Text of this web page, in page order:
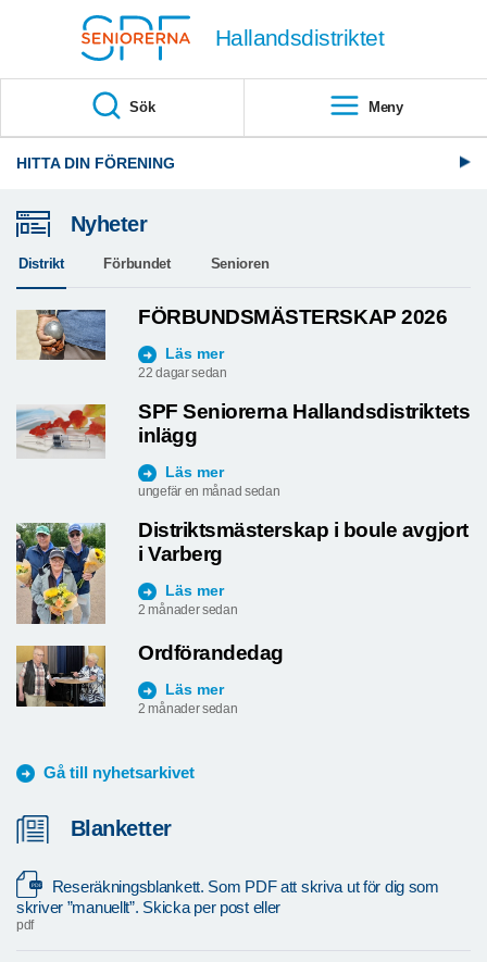
Hallandsdistriktet
Sök Meny
HITTA DIN FÖRENING
Nyheter
Distrikt Förbundet Senioren
FÖRBUNDSMÄSTERSKAP 2026
Läs mer
22 dagar sedan
SPF Seniorerna Hallandsdistriktets
inlägg
Läs mer
ungefär en månad sedan
Distriktsmästerskap i boule avgjort
i Varberg
Läs mer
2 månader sedan
Ordförandedag
Läs mer
2 månader sedan
Gå till nyhetsarkivet
Blanketter
Reseräkningsblankett. Som PDF att skriva ut för dig som
skriver ”manuellt”. Skicka per post eller
pdf